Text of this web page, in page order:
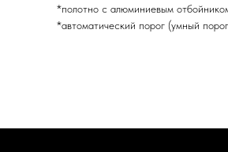
*полотно с алюминиевым
*автоматический порог (умный